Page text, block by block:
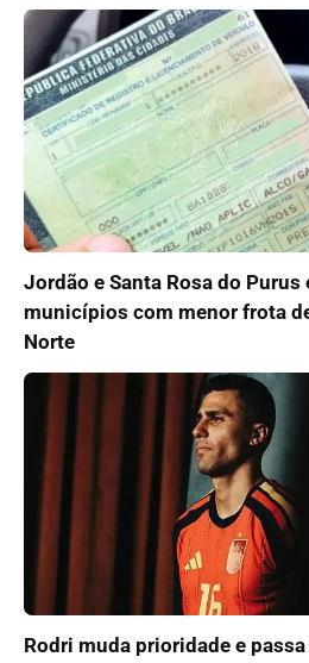
Jordão e Santa Rosa do Purus
municípios com menor frota
Norte
Rodri muda prioridade e